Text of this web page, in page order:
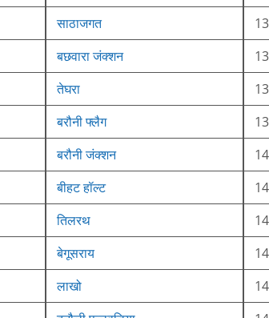
साठाजगत
बछवारा जंक्शन
तेघरा
बरौनी फ्लैग
बरौनी जंक्शन
बीहट हॉल्ट
तिलरथ
बेगूसराय
लाखो